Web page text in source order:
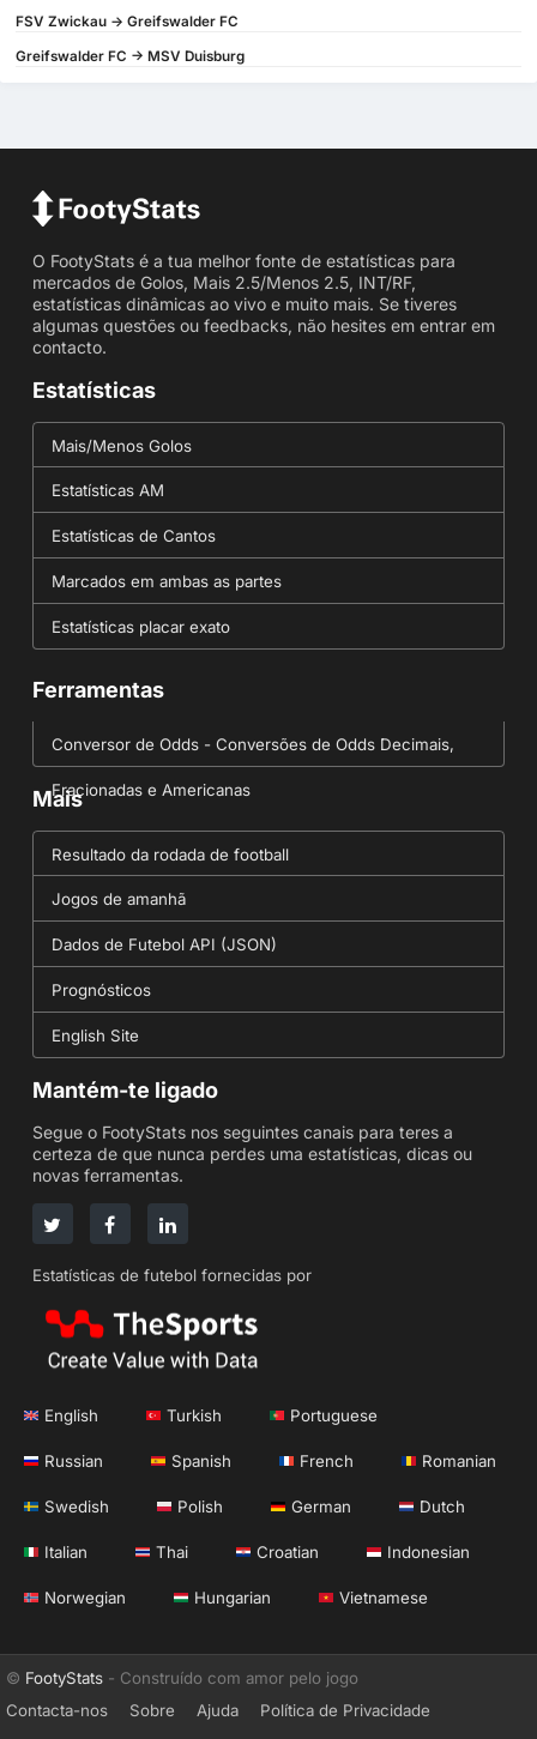
FSV Zwickau -> Greifswalder FC
Greifswalder FC -> MSV Duisburg
O FootyStats é a tua melhor fonte de estatísticas para
mercados de Golos, Mais 2.5/Menos 2.5, INT/RF,
estatísticas dinâmicas ao vivo e muito mais. Se tiveres
algumas questões ou feedbacks, não hesites em entrar em
contacto.
Estatísticas
Mais/Menos Golos
Estatísticas AM
Estatísticas de Cantos
Marcados em ambas as partes
Estatísticas placar exato
Ferramentas
Conversor de Odds - Conversões de Odds Decimais,
Fracionadas e Americanas
Mais
Resultado da rodada de football
Jogos de amanhã
Dados de Futebol API (JSON)
Prognósticos
English Site
Mantém-te ligado
Segue o FootyStats nos seguintes canais para teres a
certeza de que nunca perdes uma estatísticas, dicas ou
novas ferramentas.
Estatísticas de futebol fornecidas por
English Turkish Portuguese
Russian Spanish French Romanian
Swedish Polish German Dutch
Italian Thai Croatian Indonesian
Norwegian Hungarian Vietnamese
© FootyStats - Construído com amor pelo jogo
Contacta-nos
Sobre Ajuda Política de Privacidade